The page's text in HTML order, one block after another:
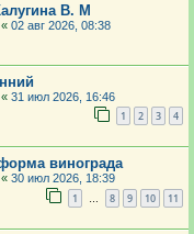
В. М
« 02 авг 2026, 08:38
« 31 июл 2026, 16:46
1 2 3 4
винограда
« 30 июл 2026, 18:39
1 … 8 9 10 11